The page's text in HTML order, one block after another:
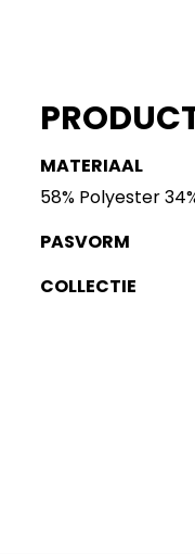
MATERIAAL
58% Polyester
PASVORM
COLLECTIE